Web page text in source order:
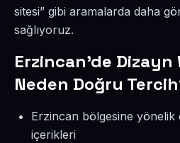
sitesi” gibi aramalarda daha
sağlıyoruz.
Erzincan’de Dizayn
Neden Doğru
Erzincan bölgesine yönelik
içerikleri